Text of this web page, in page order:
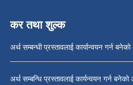
कर तथा शुल्क
अर्थ सम्बन्धी प्रस्तावलाई कार्यान्वयन गर्न
अर्थ सम्बन्धि प्रस्तावलाई कार्यन्वयन गर्न